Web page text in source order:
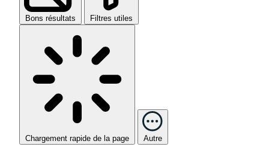
Bons résultats Filtres utiles
Chargement rapide de la page Autre